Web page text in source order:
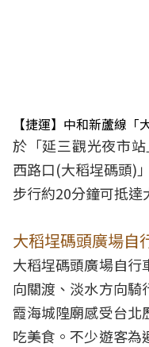
【捷運】中和新蘆線「
於「延三觀光夜市
西路口(大稻埕碼頭)」
步行約20分鐘可抵達
大稻埕碼頭廣場自
大稻埕碼頭廣場自行
向關渡、淡水方向騎
霞海城隍廟感受台北
吃美食。不少遊客為